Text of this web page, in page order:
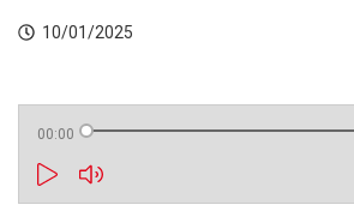
10/01/2025
00:00